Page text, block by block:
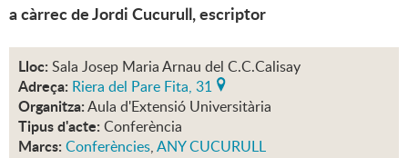
a càrrec de Jordi Cucurull, escriptor
Lloc: Sala Josep Maria Arnau del C.C.Calisay
Adreça: Riera del Pare Fita, 31
Organitza:Aula d'Extensió Universitària
Tipus d'acte: Conferència
Marcs: Conferències,ANY CUCURULL